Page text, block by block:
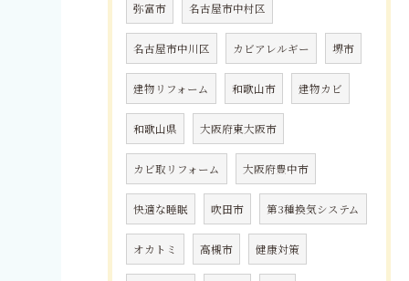
弥富市 名古屋市中村区
名古屋市中川区 カビアレルギー 堺市
建物リフォーム 和歌山市 建物カビ
和歌山県 大阪府東大阪市
カビ取リフォーム 大阪府豊中市
快適な睡眠 吹田市 第3種換気システム
オカトミ 高槻市 健康対策